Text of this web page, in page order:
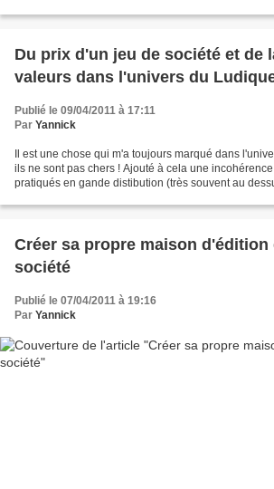
Du prix d'un jeu de société et de
valeurs dans l'univers du
Publié le 09/04/2011 à 17:11
Par Yannick
Il est une chose qui m'a toujours marqué dans
ils ne sont pas chers ! Ajouté à cela une
pratiqués en gande distibution (très souvent au
Créer sa propre maison d'édition
société
Publié le 07/04/2011 à 19:16
Par Yannick